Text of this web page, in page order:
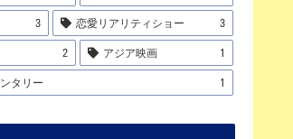
3 恋愛リアリティショー 3
2 アジア映画 1
タリー 1